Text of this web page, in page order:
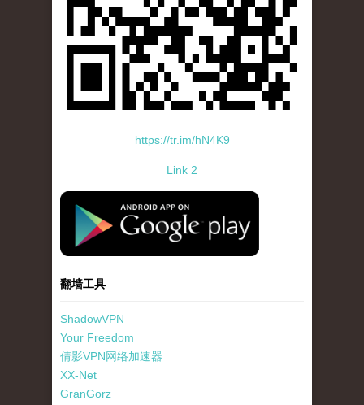
https://tr.im/hN4K9
Link 2
standard-icon-googleplay-app-store.png
翻墙工具
ShadowVPN
Your Freedom
倩影VPN网络加速器
XX-Net
GranGorz